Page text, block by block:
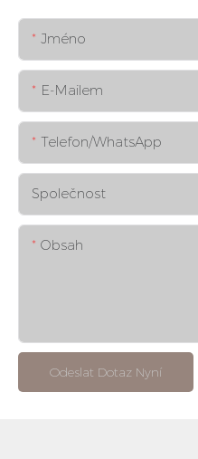
Jméno
E-Mailem
Telefon/whatsApp
Společnost
Obsah
Odeslat Dotaz Nyní